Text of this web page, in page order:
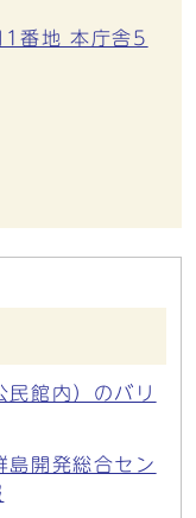
番地 本庁舎5
民館内）のバリ
島開発総合セン